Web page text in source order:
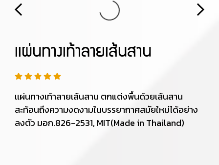
เเผ่นทางเท้าลายเส้นสาน
เเผ่นทางเท้าลายเส้นสาน ตกแต่งพื้นด้วยเส้นสาน
สะท้อนถึงความงดงามในบรรยากาศสมัยใหม่ได้อย่าง
ลงตัว มอก.826-2531, MIT(Made in Thailand)